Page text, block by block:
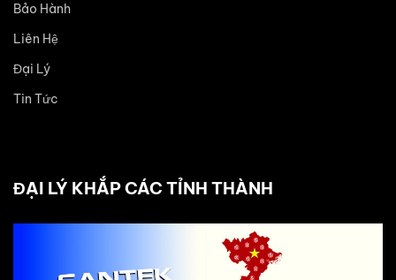
Bảo Hành
Liên Hệ
Đại Lý
Tin Tức
ĐẠI LÝ KHẮP CÁC TỈNH THÀNH